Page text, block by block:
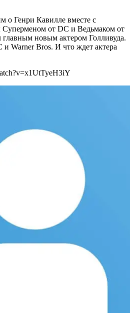
о Генри Кавилле вместе с
Суперменом от DC и Ведьмаком от
главным новым актером Голливуда.
Warner Bros. И что ждет актера